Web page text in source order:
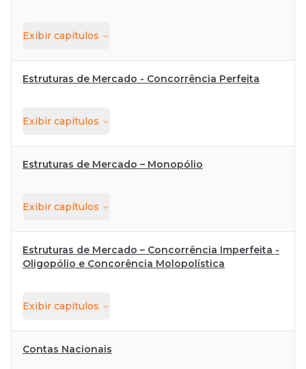
Exibir capítulos
Estruturas de Mercado - Concorrência Perfeita
Exibir capítulos
Estruturas de Mercado – Monopólio
Exibir capítulos
Estruturas de Mercado – Concorrência Imperfeita -
Oligopólio e Concorência Molopolística
Exibir capítulos
Contas Nacionais